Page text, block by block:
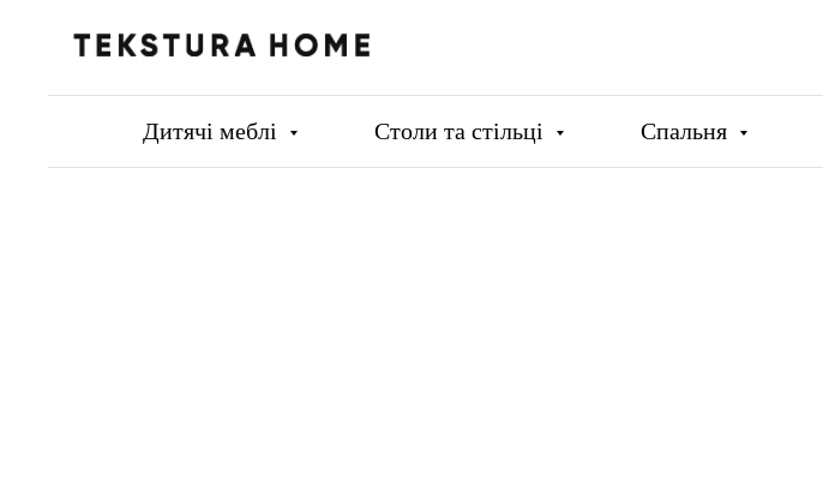
Дитячі меблі Столи та стільці Спальня